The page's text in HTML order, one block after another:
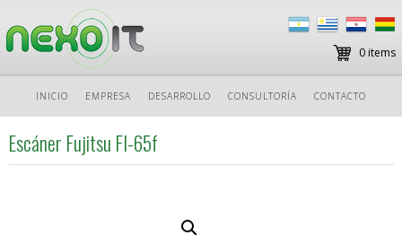
al
contenido
INICIO EMPRESA DESARROLLO CONSULTORÍA CONTACTO
0 items
Escáner Fujitsu FI-65f